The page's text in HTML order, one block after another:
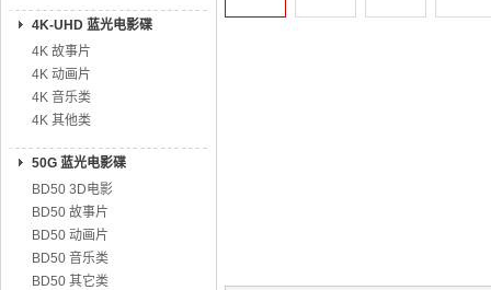
4K-UHD 蓝光电影碟
4K 故事片
4K 动画片
4K 音乐类
4K 其他类
50G 蓝光电影碟
BD50 3D电影
BD50 故事片
BD50 动画片
BD50 音乐类
BD50 其它类